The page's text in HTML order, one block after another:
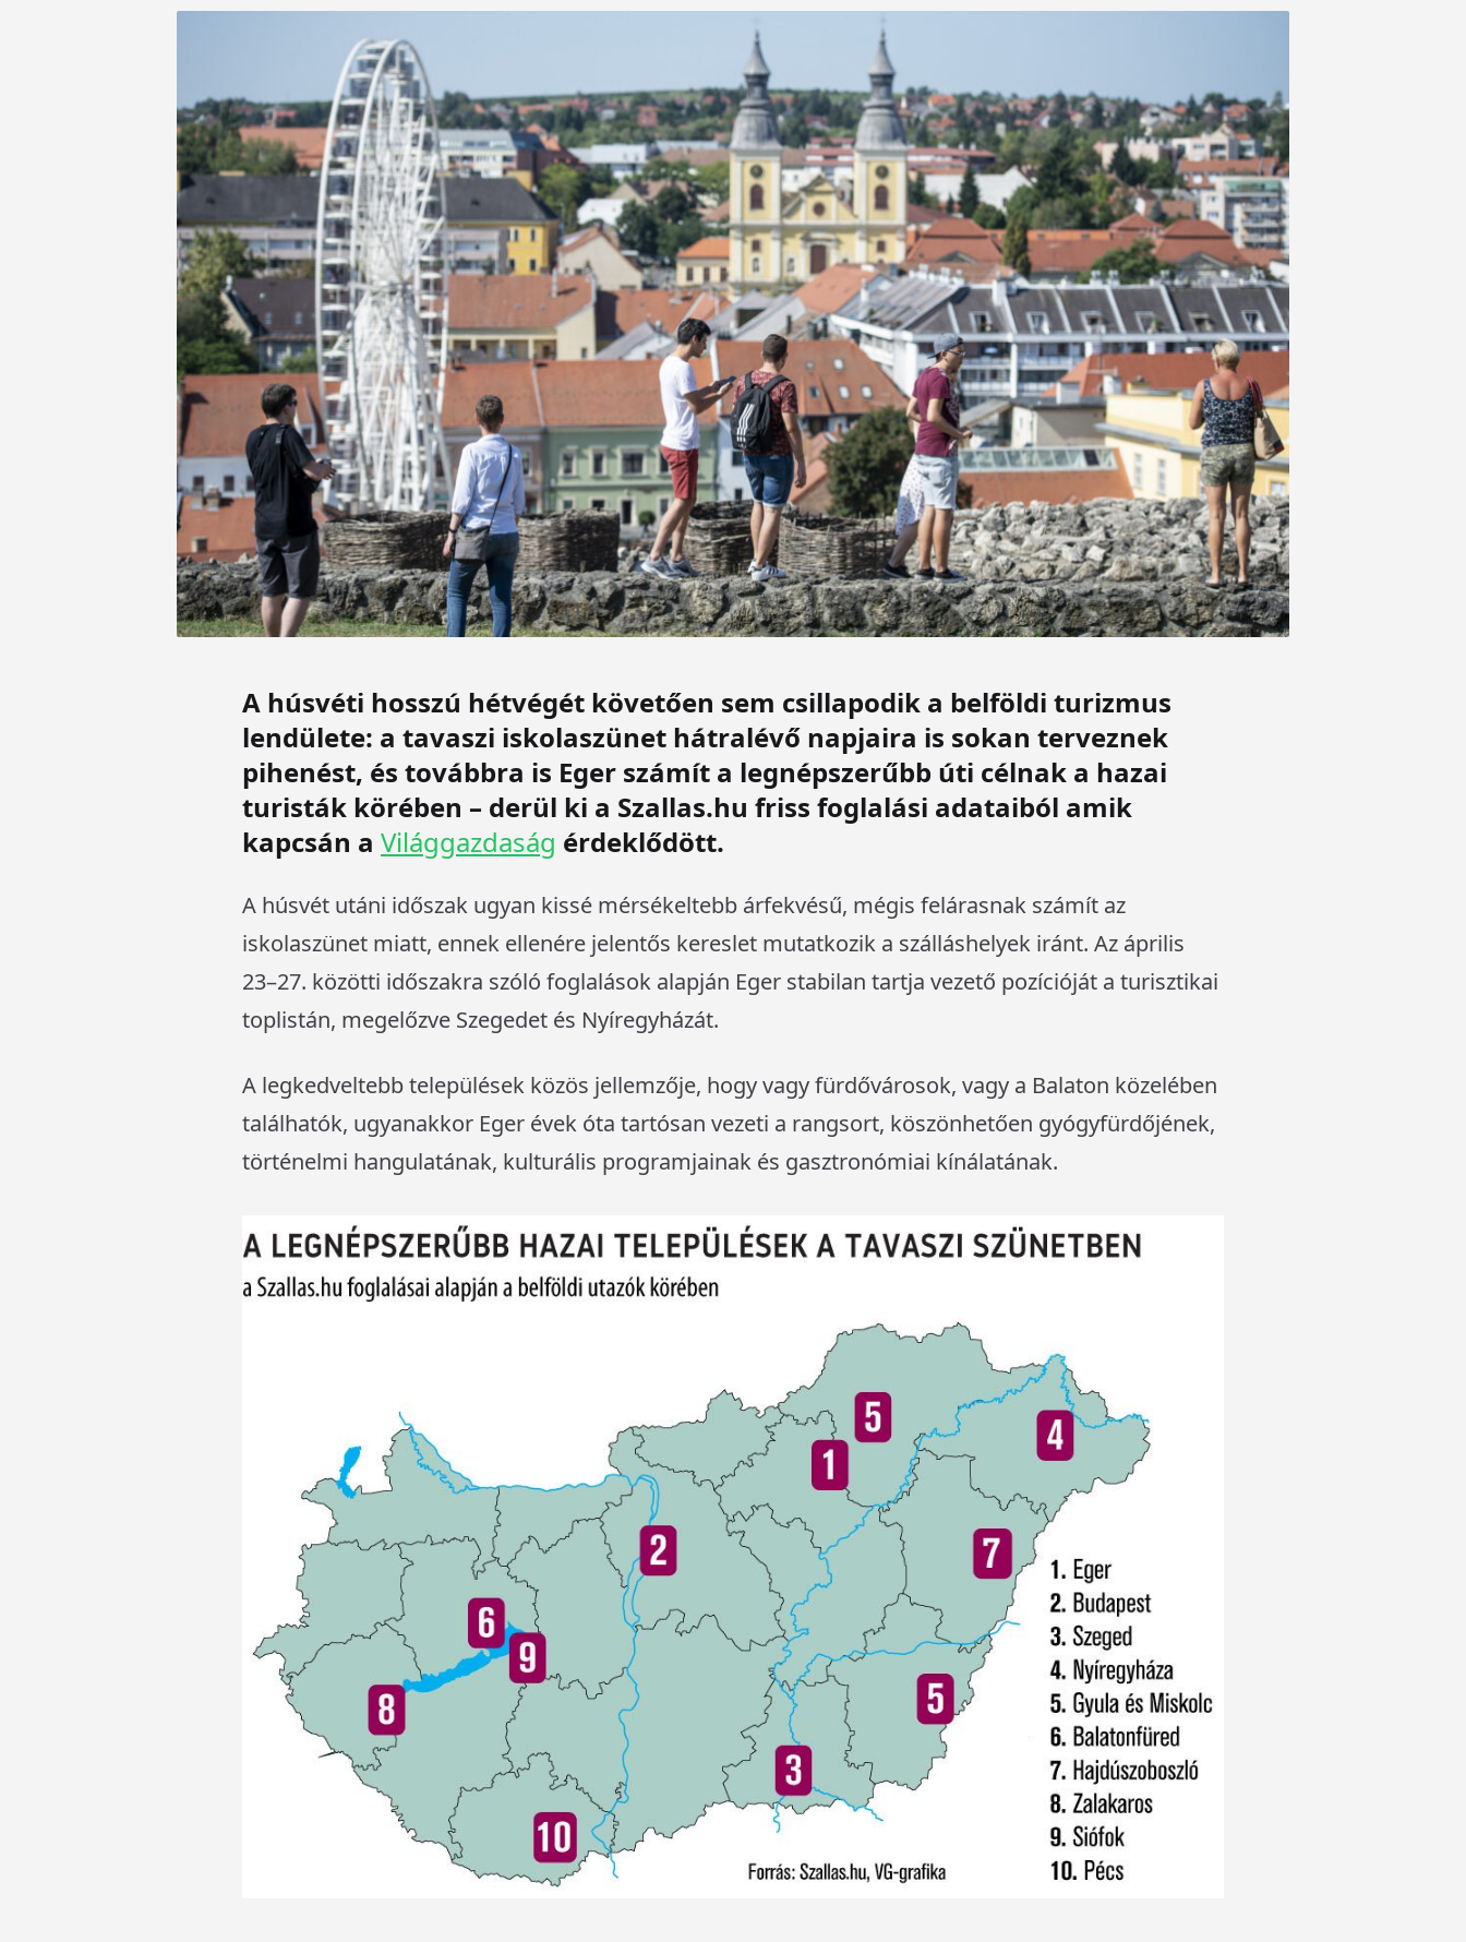
A húsvéti hosszú hétvégét követően sem csillapodik a belföldi turizmus
lendülete: a tavaszi iskolaszünet hátralévő napjaira is sokan terveznek
pihenést, és továbbra is Eger számít a legnépszerűbb úti célnak a hazai
turisták körében – derül ki a Szallas.hu friss foglalási adataiból amik
kapcsán a Világgazdaság érdeklődött.
A húsvét utáni időszak ugyan kissé mérsékeltebb árfekvésű, mégis felárasnak számít az
iskolaszünet miatt, ennek ellenére jelentős kereslet mutatkozik a szálláshelyek iránt. Az április
23–27. közötti időszakra szóló foglalások alapján Eger stabilan tartja vezető pozícióját a turisztikai
toplistán, megelőzve Szegedet és Nyíregyházát.
A legkedveltebb települések közös jellemzője, hogy vagy fürdővárosok, vagy a Balaton közelében
találhatók, ugyanakkor Eger évek óta tartósan vezeti a rangsort, köszönhetően gyógyfürdőjének,
történelmi hangulatának, kulturális programjainak és gasztronómiai kínálatának.